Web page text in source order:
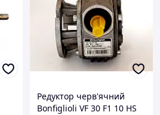
Редуктор черв'ячний
Bonfiglioli VF 30 F1 10 HS